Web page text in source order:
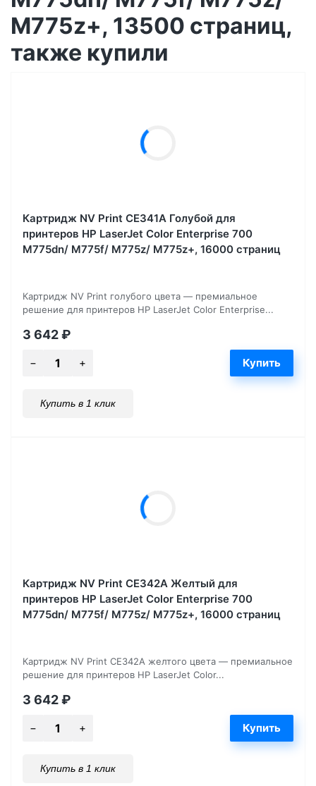
M775z+, 13500 страниц,
также купили
Картридж NV Print CE341A Голубой для
принтеров HP LaserJet Color Enterprise 700
M775dn/ M775f/ M775z/ M775z+, 16000 страниц
Картридж NV Print голубого цвета — премиальное
решение для принтеров HP LaserJet Color Enterprise...
3 642₽
Купить в 1 клик
Картридж NV Print CE342A Желтый для
принтеров HP LaserJet Color Enterprise 700
M775dn/ M775f/ M775z/ M775z+, 16000 страниц
Картридж NV Print CE342A желтого цвета — премиальное
решение для принтеров HP LaserJet Color...
3 642₽
Купить в 1 клик